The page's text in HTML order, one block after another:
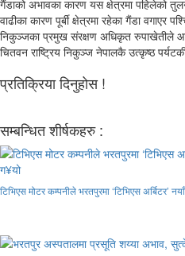
गैंडाको अभावका कारण यस क्षेत्रमा पहिलेको
वाढीका कारण पूर्बी क्षेत्रमा रहेका गैंडा वगाएर
निकुञ्जका प्रमुख संरक्षण अधिकृत रुपाखेतीले
चितवन राष्ट्रिय निकुञ्ज नेपालकै उत्कृष्ठ
प्रतिक्रिया दिनुहोस !
सम्बन्धित शीर्षकहरु :
टिभिएस मोटर कम्पनीले भरतपुरमा ‘टिभिएस अर्बिटर’